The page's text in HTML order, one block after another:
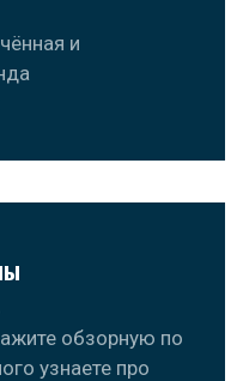
и
обзорную по
узнаете про